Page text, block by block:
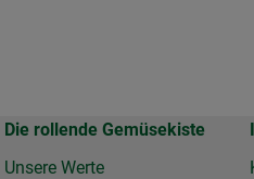
Die rollende Gemüsekiste
Unsere Werte